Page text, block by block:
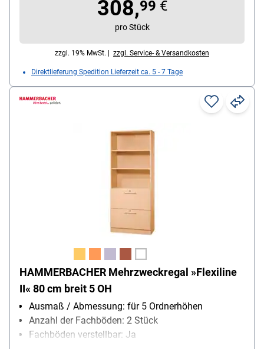
308,99 €
pro Stück
zzgl. 19% MwSt. | zzgl. Service- & Versandkosten
Direktlieferung Spedition Lieferzeit ca. 5 - 7 Tage
HAMMERBACHER Mehrzweckregal »Flexiline
II« 80 cm breit 5 OH
Ausmaß / Abmessung: für 5 Ordnerhöhen
Anzahl der Fachböden: 2 Stück
Fachböden verstellbar: Ja